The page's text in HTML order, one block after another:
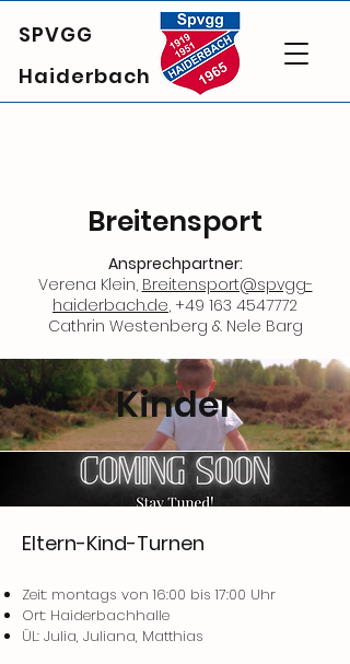
SPVGG
Haiderbach
Breitensport
Ansprechpartner:
Verena Klein, Breitensport@spvgg-
haiderbach.de, +49 163 4547772
Cathrin Westenberg & Nele Barg
Kinder
Eltern-Kind-Turnen
Zeit: montags von 16:00 bis 17:00 Uhr
Ort: Haiderbachhalle
ÜL: Julia, Juliana, Matthias